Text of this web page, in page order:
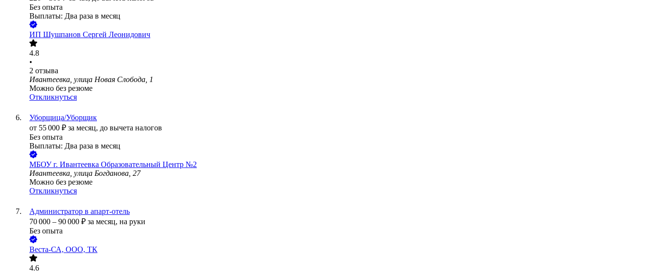
Без опыта
Выплаты: Два раза в месяц
ИП Шушпанов Сергей Леонидович
4.8
•
2 отзыва
Ивантеевка, улица Новая Слобода, 1
Можно без резюме
Откликнуться
Уборщица/Уборщик
от 55 000 ₽ за месяц, до вычета налогов
Без опыта
Выплаты: Два раза в месяц
МБОУ г. Ивантеевка Образовательный Центр №2
Ивантеевка, улица Богданова, 27
Можно без резюме
Откликнуться
Администратор в апарт-отель
70 000 – 90 000 ₽ за месяц, на руки
Без опыта
Веста-СА, ООО, ТК
4.6